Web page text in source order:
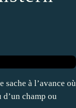
sache à l’avance où
champ ou